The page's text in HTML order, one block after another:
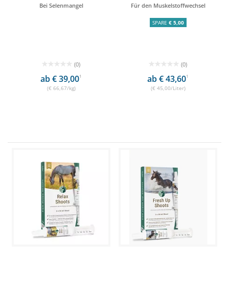
Bei Selenmangel
(0)
ab € 39,001
(€ 66,67/kg)
Für den Muskelstoffwechsel
SPARE € 5,00
(0)
ab € 43,601
(€ 45,00/Liter)